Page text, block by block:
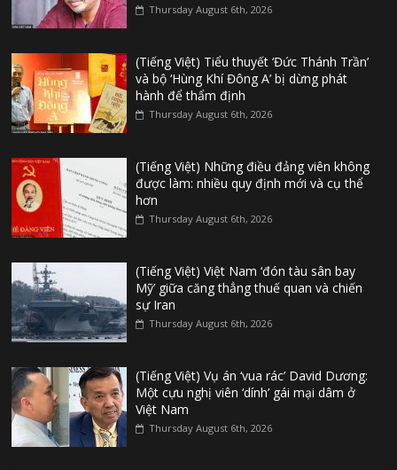
Thursday August 6th, 2026
(Tiếng Việt) Tiểu thuyết ‘Đức Thánh Trần’
và bộ ‘Hùng Khí Đông A’ bị dừng phát
hành để thẩm định
Thursday August 6th, 2026
(Tiếng Việt) Những điều đảng viên không
được làm: nhiều quy định mới và cụ thể
hơn
Thursday August 6th, 2026
(Tiếng Việt) Việt Nam ‘đón tàu sân bay
Mỹ’ giữa căng thẳng thuế quan và chiến
sự Iran
Thursday August 6th, 2026
(Tiếng Việt) Vụ án ‘vua rác’ David Dương:
Một cựu nghị viên ‘dính’ gái mại dâm ở
Việt Nam
Thursday August 6th, 2026